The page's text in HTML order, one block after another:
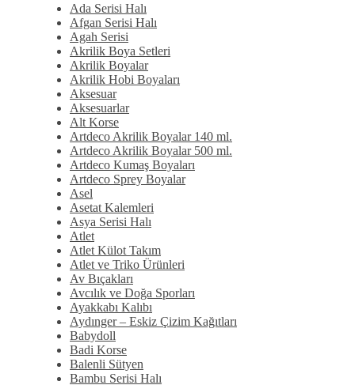
Ada Serisi Halı
Afgan Serisi Halı
Agah Serisi
Akrilik Boya Setleri
Akrilik Boyalar
Akrilik Hobi Boyaları
Aksesuar
Aksesuarlar
Alt Korse
Artdeco Akrilik Boyalar 140 ml.
Artdeco Akrilik Boyalar 500 ml.
Artdeco Kumaş Boyaları
Artdeco Sprey Boyalar
Asel
Asetat Kalemleri
Asya Serisi Halı
Atlet
Atlet Külot Takım
Atlet ve Triko Ürünleri
Av Bıçakları
Avcılık ve Doğa Sporları
Ayakkabı Kalıbı
Aydınger – Eskiz Çizim Kağıtları
Babydoll
Badi Korse
Balenli Sütyen
Bambu Serisi Halı